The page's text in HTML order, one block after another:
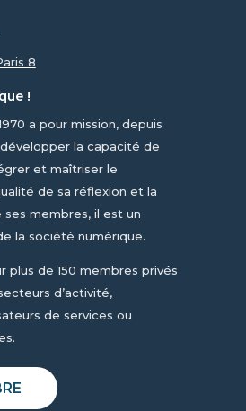
8
!
a pour mission, depuis
la capacité de
et maîtriser le
de sa réflexion et la
membres, il est un
la société numérique.
plus de 150 membres privés
d’activité,
de services ou